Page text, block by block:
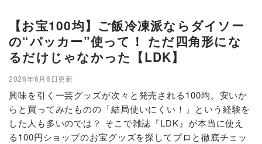
【お宝100均】ご飯冷凍派ならダイソー
の“パッカー”使って！ ただ四角形にな
るだけじゃなかった【LDK】
2026年6月6日更新
興味を引く一芸グッズが次々と発売される100均。安いか
らと買ってみたものの「結局使いにくい！」という経験を
した人も多いのでは？ そこで雑誌『LDK』が本当に使え
る100円ショップのお宝グッズを探してプロと徹底チェッ